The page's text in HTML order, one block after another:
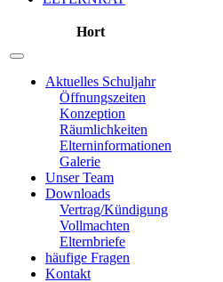
Hort
Aktuelles Schuljahr
Öffnungszeiten
Konzeption
Räumlichkeiten
Elterninformationen
Galerie
Unser Team
Downloads
Vertrag/Kündigung
Vollmachten
Elternbriefe
häufige Fragen
Kontakt